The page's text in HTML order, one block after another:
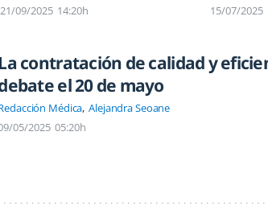
21/09/2025 14:20h
15/07/2025
contratación de calidad y
el 20 de mayo
Médica Alejandra Seoane
05/2025 05:20h